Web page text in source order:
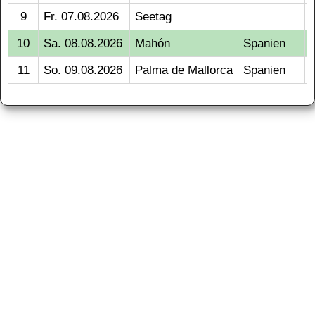
9
Fr. 07.08.2026
Seetag
10
Sa. 08.08.2026 Mahón
Spanien
11
So. 09.08.2026 Palma de Mallorca Spanien